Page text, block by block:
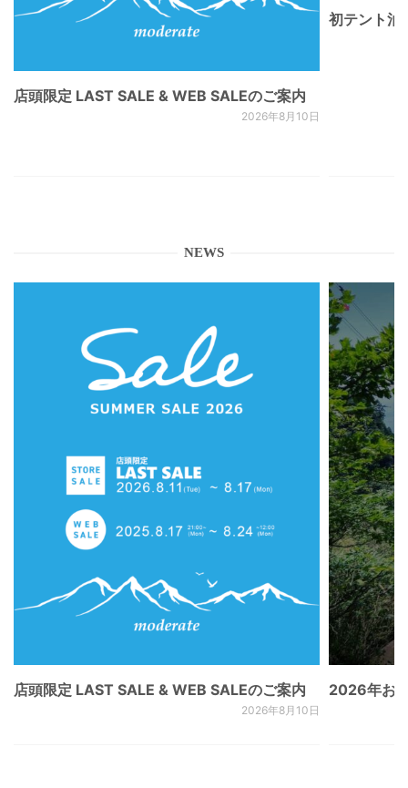
店頭限定 LAST SALE & WEB SALEのご案内
2026年8月10日
初テント
NEWS
店頭限定 LAST SALE & WEB SALEのご案内
2026年8月10日
2026年お